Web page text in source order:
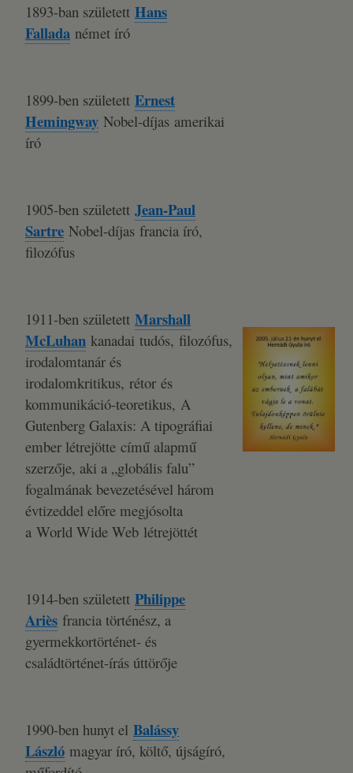
1893-ban született Hans
Fallada német író
1899-ben született Ernest
Hemingway Nobel-díjas amerikai
író
1905-ben született Jean-Paul
Sartre Nobel-díjas francia író,
filozófus
1911-ben született Marshall
McLuhan kanadai tudós, filozófus,
irodalomtanár és
irodalomkritikus, rétor és
kommunikáció-teoretikus, A
Gutenberg Galaxis: A tipográfiai
ember létrejötte című alapmű
szerzője, aki a „globális falu”
fogalmának bevezetésével három
évtizeddel előre megjósolta
a World Wide Web létrejöttét
1914-ben született Philippe
Ariès francia történész, a
gyermekkortörténet- és
családtörténet-írás úttörője
1990-ben hunyt el Balássy
László magyar író, költő, újságíró,